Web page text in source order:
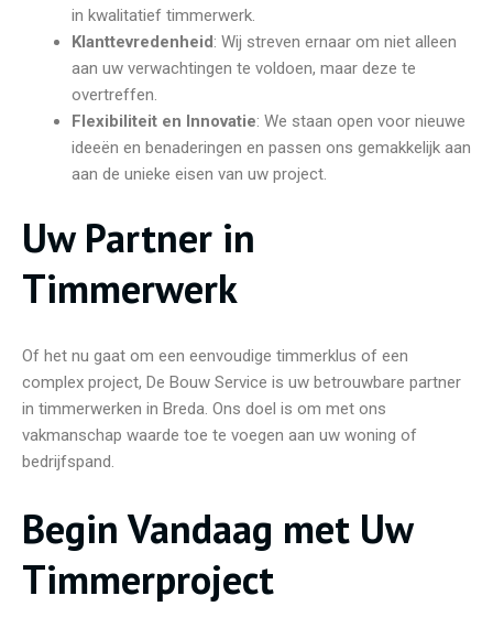
in kwalitatief timmerwerk.
Klanttevredenheid: Wij streven ernaar om niet alleen
aan uw verwachtingen te voldoen, maar deze te
overtreffen.
Flexibiliteit en Innovatie: We staan open voor nieuwe
ideeën en benaderingen en passen ons gemakkelijk aan
aan de unieke eisen van uw project.
Uw Partner in
Timmerwerk
Of het nu gaat om een eenvoudige timmerklus of een
complex project, De Bouw Service is uw betrouwbare partner
in timmerwerken in Breda. Ons doel is om met ons
vakmanschap waarde toe te voegen aan uw woning of
bedrijfspand.
Begin Vandaag met Uw
Timmerproject